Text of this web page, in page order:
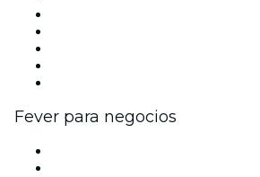
Fever para negocios